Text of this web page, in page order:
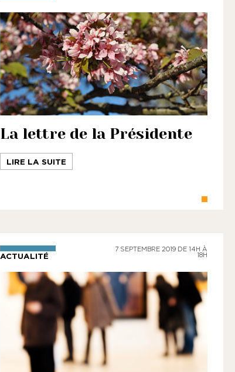
La lettre de la Présidente
LIRE LA SUITE
ACTUALITÉ
7 SEPTEMBRE 2019 DE 14H À
18H